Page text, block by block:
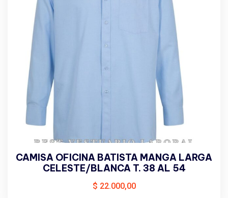
CAMISA OFICINA BATISTA MANGA LARGA
CELESTE/BLANCA T. 38 AL 54
$ 22.000,00